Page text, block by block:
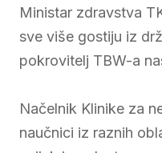
Ministar zdravstva
sve više gostiju iz
pokrovitelj TBW-a
Načelnik Klinike za
naučnici iz raznih